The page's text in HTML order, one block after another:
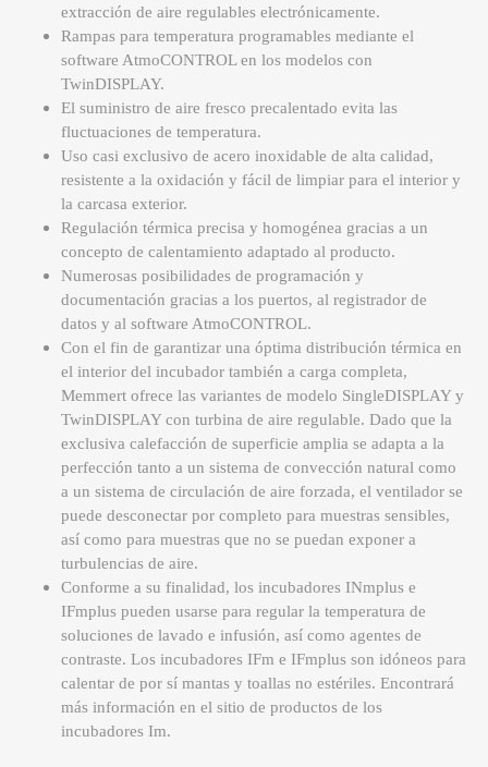
extracción de aire regulables electrónicamente.
Rampas para temperatura programables mediante el
software AtmoCONTROL en los modelos con
TwinDISPLAY.
El suministro de aire fresco precalentado evita las
fluctuaciones de temperatura.
Uso casi exclusivo de acero inoxidable de alta calidad,
resistente a la oxidación y fácil de limpiar para el interior y
la carcasa exterior.
Regulación térmica precisa y homogénea gracias a un
concepto de calentamiento adaptado al producto.
Numerosas posibilidades de programación y
documentación gracias a los puertos, al registrador de
datos y al software AtmoCONTROL.
Con el fin de garantizar una óptima distribución térmica en
el interior del incubador también a carga completa,
Memmert ofrece las variantes de modelo SingleDISPLAY y
TwinDISPLAY con turbina de aire regulable. Dado que la
exclusiva calefacción de superficie amplia se adapta a la
perfección tanto a un sistema de convección natural como
a un sistema de circulación de aire forzada, el ventilador se
puede desconectar por completo para muestras sensibles,
así como para muestras que no se puedan exponer a
turbulencias de aire.
Conforme a su finalidad, los incubadores INmplus e
IFmplus pueden usarse para regular la temperatura de
soluciones de lavado e infusión, así como agentes de
contraste. Los incubadores IFm e IFmplus son idóneos para
calentar de por sí mantas y toallas no estériles. Encontrará
más información en el sitio de productos de los
incubadores Im.